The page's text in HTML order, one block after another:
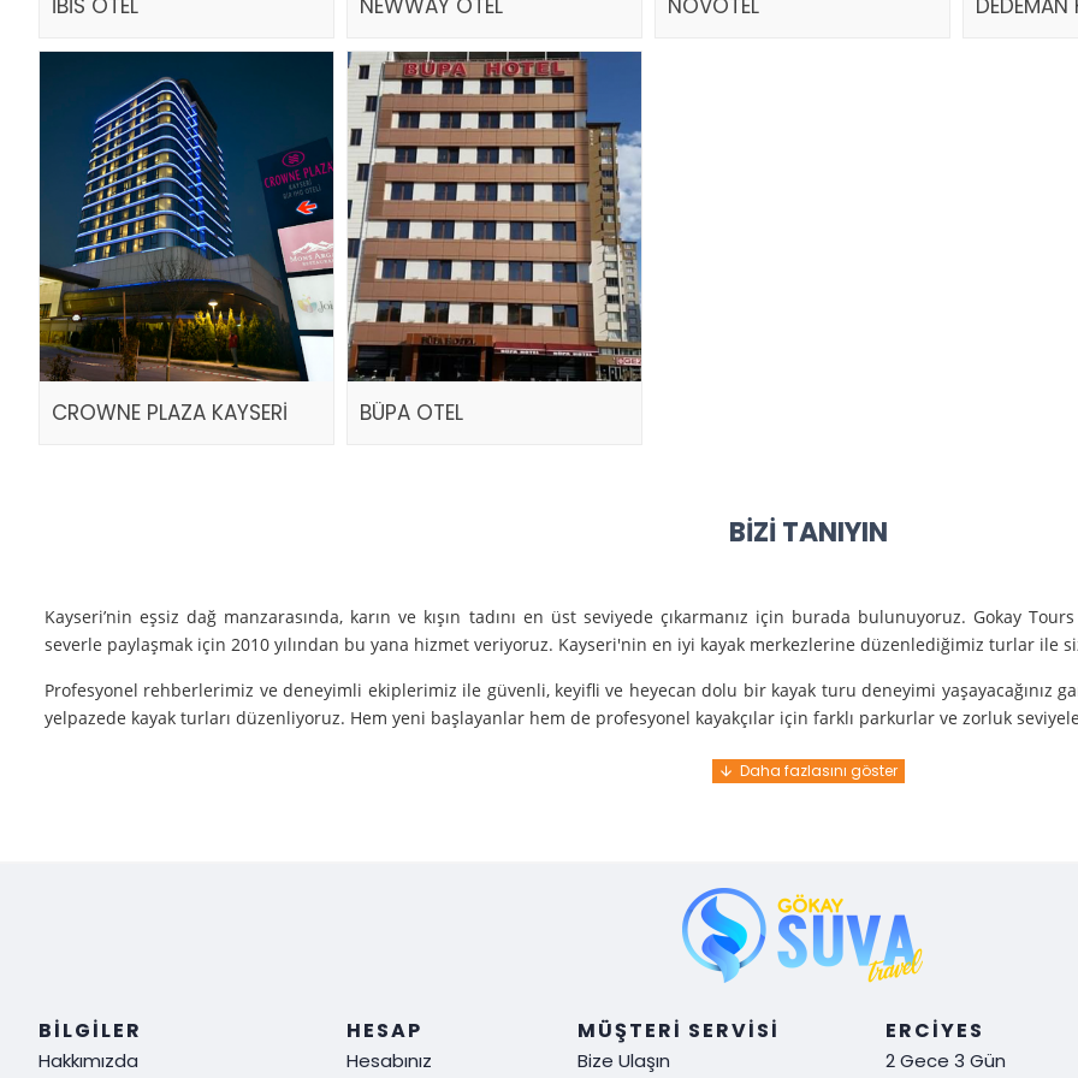
CROWNE PLAZA KAYSERİ BÜPA OTEL
BIZI TANIYIN
Kayseri’nin eşsiz dağ manzarasında, karın ve kışın tadını en üst seviyede çıkarmanız için burada bulunuyoruz. Gokay
severle paylaşmak için 2010 yılından bu yana hizmet veriyoruz. Kayseri'nin en iyi kayak merkezlerine düzenlediğimiz turlar ile
Profesyonel rehberlerimiz ve deneyimli ekiplerimiz ile güvenli, keyifli ve heyecan dolu bir kayak turu deneyimi yaşayacağınız
yelpazede kayak turları düzenliyoruz. Hem yeni başlayanlar hem de profesyonel kayakçılar için farklı parkurlar ve zorluk
Güvenlik: Kayak yaparken güvenliğiniz bizim için her şeyden önce gelir. En kaliteli ekipmanlarla ve uzman rehberlerle sizi güvenle
Müşteri Memnuniyeti: Sizin tatmin olmanız bizim için her şey demek. Tüm detayları önceden planlayarak, size özel, rahat ve
ediyoruz!
BILGILER
Hakkımızda
HESAP
Hesabınız
MÜŞTERI SERVISI
Bize Ulaşın
ERCIYES
2 Gece 3 Gün